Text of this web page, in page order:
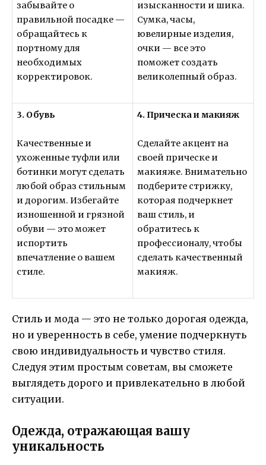
забывайте о
правильной посадке —
обращайтесь к
портному для
необходимых
корректировок.
изысканности и шика.
Сумка, часы,
ювелирные изделия,
очки — все это
поможет создать
великолепный образ.
3. Обувь
Качественные и
ухоженные туфли или
ботинки могут сделать
любой образ стильным
и дорогим. Избегайте
изношенной и грязной
обуви — это может
испортить
впечатление о вашем
стиле.
4. Прическа и макияж
Сделайте акцент на
своей прическе и
макияже. Внимательно
подберите стрижку,
которая подчеркнет
ваш стиль, и
обратитесь к
профессионалу, чтобы
сделать качественный
макияж.
Стиль и мода — это не только дорогая одежда,
но и уверенность в себе, умение подчеркнуть
свою индивидуальность и чувство стиля.
Следуя этим простым советам, вы сможете
выглядеть дорого и привлекательно в любой
ситуации.
Одежда, отражающая вашу
уникальность